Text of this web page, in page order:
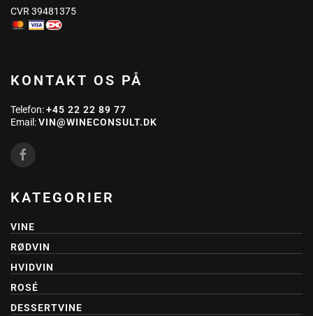
CVR 39481375
KONTAKT OS PÅ
Telefon:+45 22 22 89 77
Email:VIN@WINECONSULT.DK
KATEGORIER
VINE
RØDVIN
HVIDVIN
ROSÉ
DESSERTVINE